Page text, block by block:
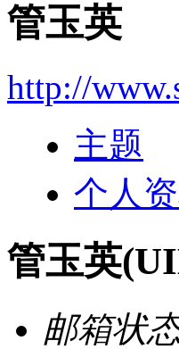
管玉英
http://
主题
个人
管玉英
邮箱状